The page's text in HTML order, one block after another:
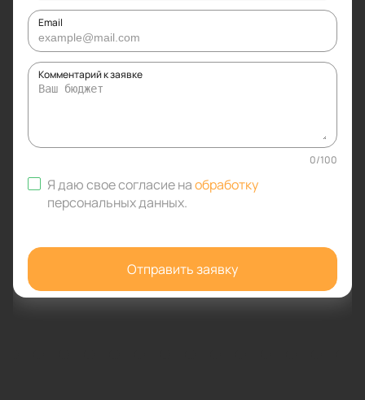
Email
Комментарий к заявке
0/100
Я даю свое согласие наобработку
персональных данных.
Отправить заявку